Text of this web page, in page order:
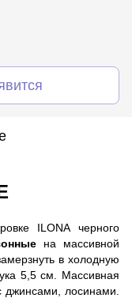
ILONA черного
на массивной
в холодную
5,5 см. Массивная
джинсами, лосинами.